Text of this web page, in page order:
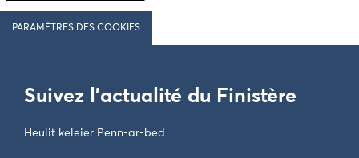
PARAMÈTRES DES COOKIES
Suivez l'actualité du Finistère
Heulit keleier Penn-ar-bed